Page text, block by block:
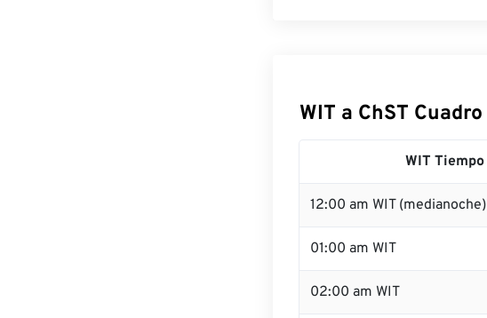
WIT a ChST Cuadro
WIT Tiempo
12:00 am WIT (medianoche)
01:00 am WIT
02:00 am WIT